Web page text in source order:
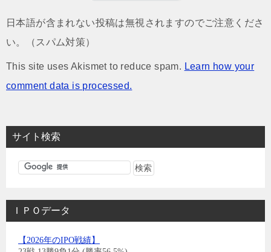
日本語が含まれない投稿は無視されますのでご注意くださ
い。（スパム対策）
This site uses Akismet to reduce spam. Learn how your
comment data is processed.
サイト検索
ＩＰＯデータ
【2026年のIPO戦績】